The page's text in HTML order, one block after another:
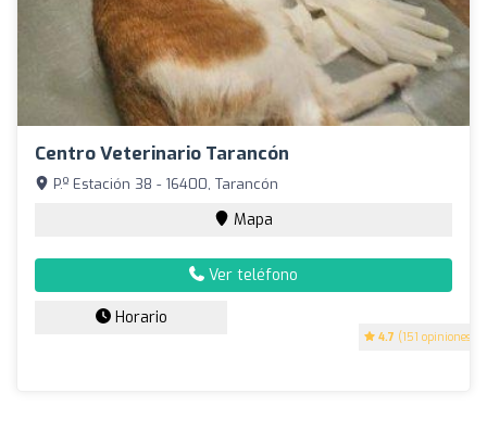
Centro Veterinario Tarancón
4.7 (151 opiniones)
P.º Estación 38 - 16400, Tarancón
Mapa
Ver teléfono
Horario